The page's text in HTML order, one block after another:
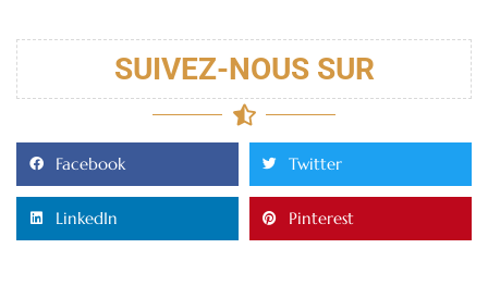
SUIVEZ-NOUS SUR
Facebook Twitter
LinkedIn Pinterest